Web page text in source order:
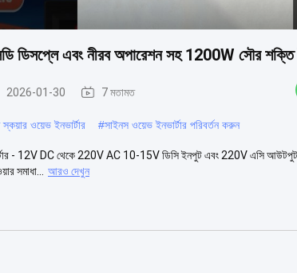
ডিসপ্লে এবং নীরব অপারেশন সহ 1200W সৌর শক্তি
2026-01-30 7 মতামত
ওয়েভ ইনভার্টার #সাইনস ওয়েভ ইনভার্টার পরিবর্তন করুন
- 12V DC থেকে 220V AC 10-15V ডিসি ইনপুট এবং 220V এসি
সমাধা...
আরও দেখুন